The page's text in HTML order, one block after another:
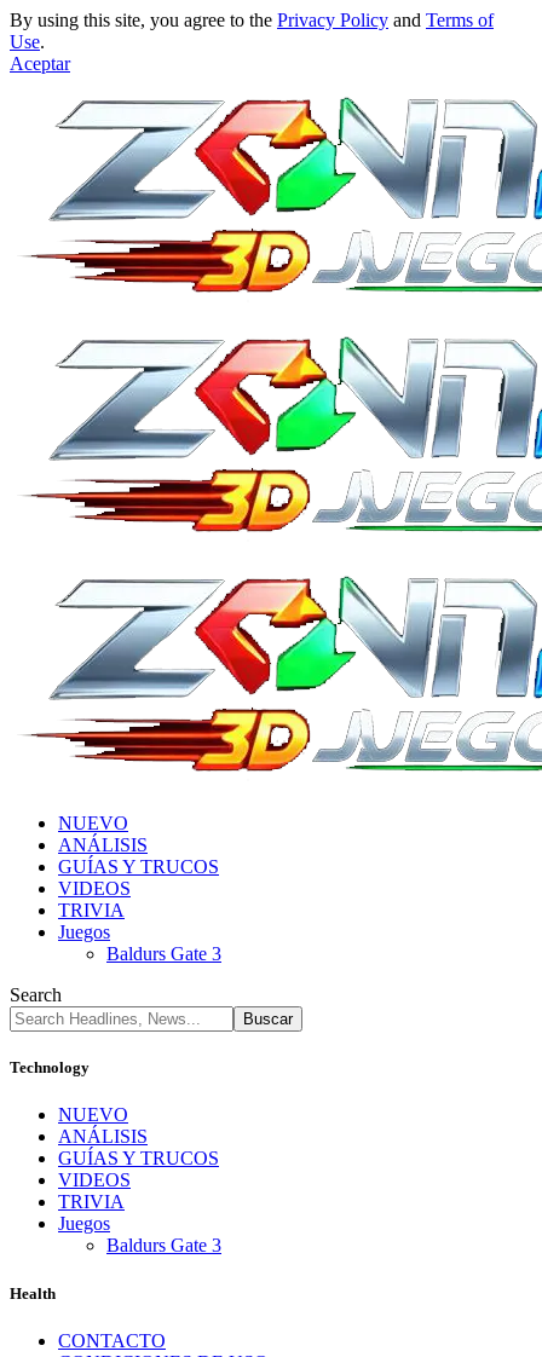
By using this site, you agree to the Privacy Policy and Terms of
Use.
Aceptar
NUEVO
ANÁLISIS
GUÍAS Y TRUCOS
VIDEOS
TRIVIA
Juegos
Baldurs Gate 3
Search
Technology
NUEVO
ANÁLISIS
GUÍAS Y TRUCOS
VIDEOS
TRIVIA
Juegos
Baldurs Gate 3
Health
CONTACTO